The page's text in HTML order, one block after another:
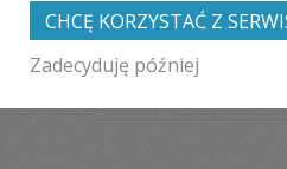
Aleksandrów
Wąbrzeźno
CHCĘ KORZYSTAĆ Z
Zadecyduję później